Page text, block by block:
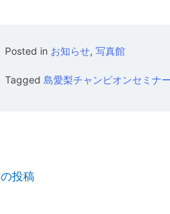
Posted in お知らせ, 写真館
Tagged 島愛梨チャンピオンセミナー
投稿